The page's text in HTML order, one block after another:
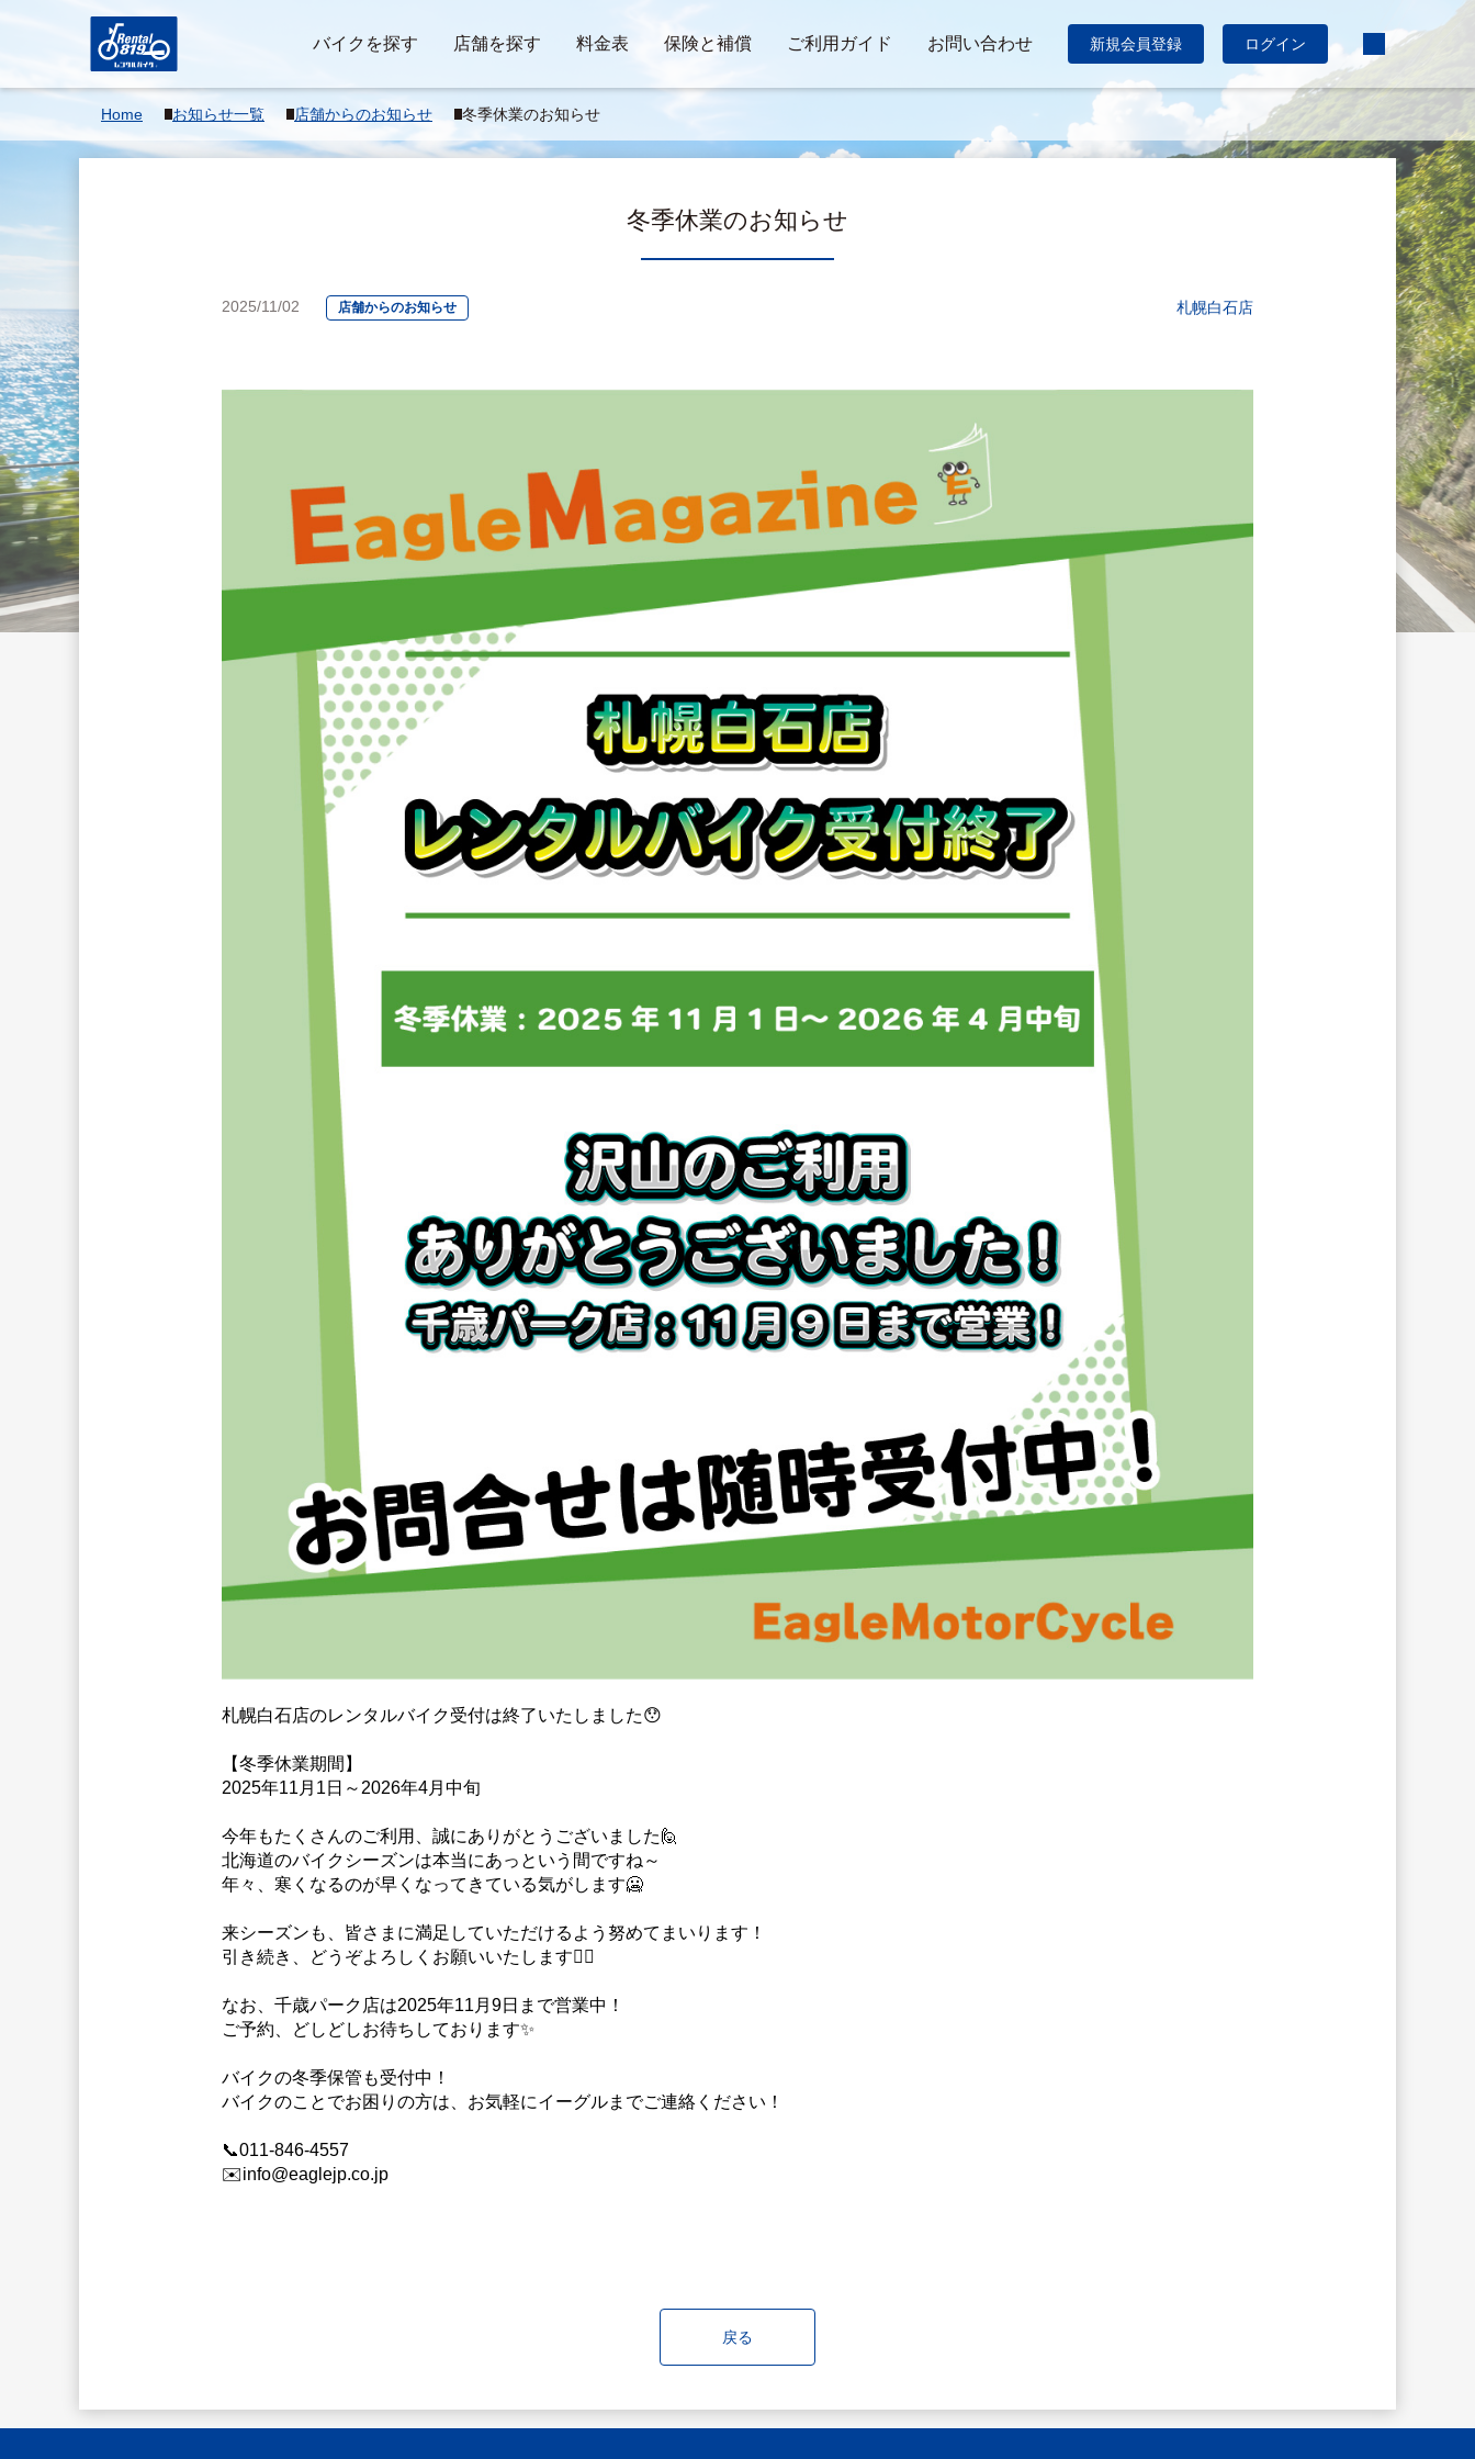
バイクを探す 店舗を探す 料金表 保険と補償 ご利用ガイド お問い合わせ 新規会員登録 ログイン
Home お知らせ一覧 店舗からのお知らせ 冬季休業のお知らせ
冬季休業のお知らせ
2025/11/02 店舗からのお知らせ 札幌白石店
札幌白石店のレンタルバイク受付は終了いたしました😯
【冬季休業期間】
2025年11月1日～2026年4月中旬
今年もたくさんのご利用、誠にありがとうございました🙋
北海道のバイクシーズンは本当にあっという間ですね～
年々、寒くなるのが早くなってきている気がします🥶
来シーズンも、皆さまに満足していただけるよう努めてまいります！
引き続き、どうぞよろしくお願いいたします🙇‍♂️
なお、千歳パーク店は2025年11月9日まで営業中！
ご予約、どしどしお待ちしております✨
バイクの冬季保管も受付中！
バイクのことでお困りの方は、お気軽にイーグルまでご連絡ください！
📞011-846-4557
✉️info@eaglejp.co.jp
戻る